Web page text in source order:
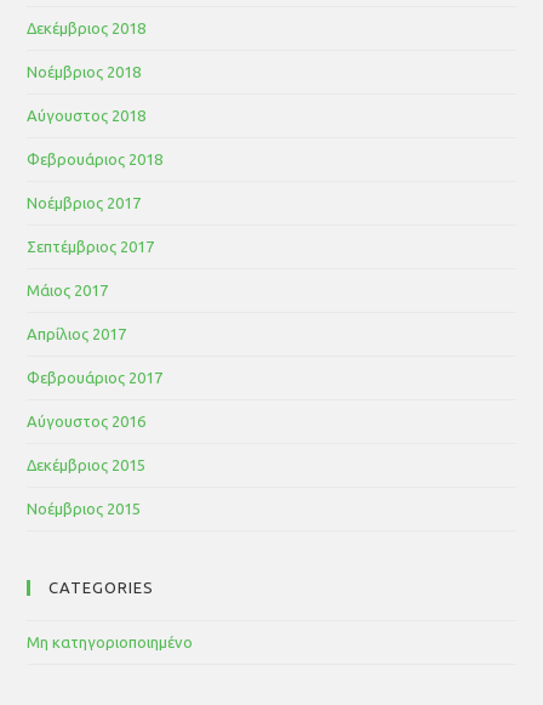
Δεκέμβριος 2018
Νοέμβριος 2018
Αύγουστος 2018
Φεβρουάριος 2018
Νοέμβριος 2017
Σεπτέμβριος 2017
Μάιος 2017
Απρίλιος 2017
Φεβρουάριος 2017
Αύγουστος 2016
Δεκέμβριος 2015
Νοέμβριος 2015
CATEGORIES
Μη κατηγοριοποιημένο